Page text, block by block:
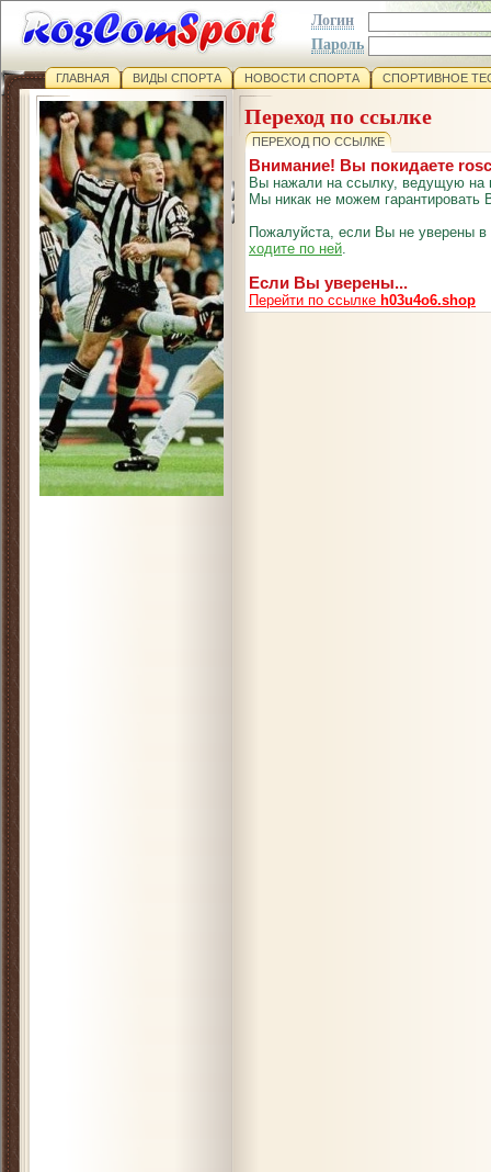
Логин
Пароль
ГЛАВНАЯ ВИДЫ СПОРТА НОВОСТИ СПОРТА СПОРТИВНОЕ
Переход по ссылке
ПЕРЕХОД ПО ССЫЛКЕ
Внимание! Вы покидаете
Вы нажали на ссылку, ведущую на
Мы никак не можем гарантировать
Пожалуйста, если Вы не уверены
ходите по ней.
Если Вы уверены...
Перейти по ссылке h03u4o6.shop